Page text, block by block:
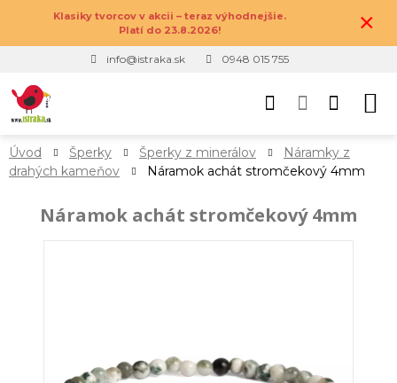
Klasiky tvorcov v akcii – teraz výhodnejšie.
Platí do 23.8.2026!
×
info@istraka.sk 0948 015 755
Úvod Šperky Šperky z minerálov
Náramky z
drahých kameňov
Náramok achát stromčekový 4mm
Náramok achát stromčekový 4mm